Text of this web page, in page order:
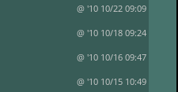
@ '10 10/22 09:09
@ '10 10/18 09:24
@ '10 10/16 09:47
@ '10 10/15 10:49